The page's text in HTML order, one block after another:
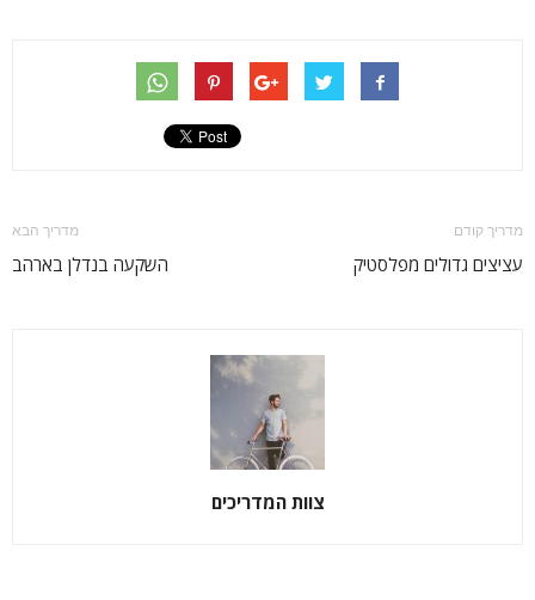
מדריך קודם
עציצים גדולים מפלסטיק
מדריך הבא
השקעה בנדלן בארהב
צוות המדריכים